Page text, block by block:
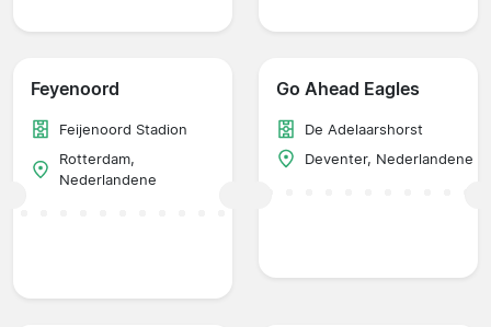
Feyenoord
Feijenoord Stadion
Rotterdam,
Nederlandene
Go Ahead Eagles
De Adelaarshorst
Deventer, Nederlandene